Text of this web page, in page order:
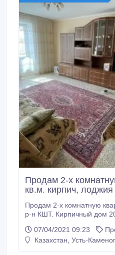
Продам 2-х
кв.м. кирпич, лоджия
Продам 2-х комнатную
р-н КШТ. Кирпичный дом
улучшенной планировки, окна пластиковые, ремонт,
кухня 12 кв.м., лоджия 7 метров, застеклена, сан.
07/04/2021 09:23
Казахстан, Усть-